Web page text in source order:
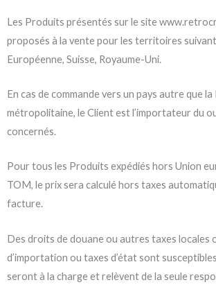
Les Produits présentés sur le site
proposés à la vente pour les territoires
Européenne, Suisse, Royaume-Uni.
En cas de commande vers un pays autre que la
métropolitaine, le Client est l’importateur du
concernés.
Pour tous les Produits expédiés hors Union
TOM, le prix sera calculé hors taxes
facture.
Des droits de douane ou autres taxes locales
d’importation ou taxes d’état sont
seront à la charge et relèvent de la seule